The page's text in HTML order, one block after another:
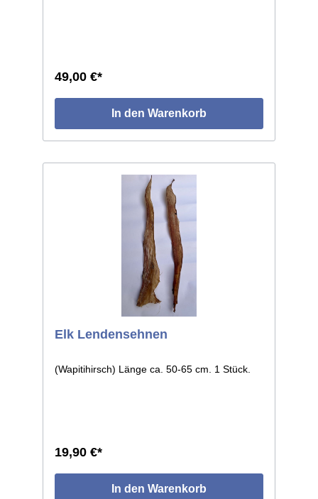
49,00 €*
In den Warenkorb
Elk Lendensehnen
(Wapitihirsch) Länge ca. 50-65 cm. 1 Stück.
19,90 €*
In den Warenkorb